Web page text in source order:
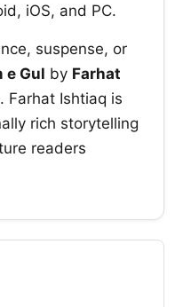
iOS, and PC.
suspense, or
e Gul by Farhat
Farhat Ishtiaq is
rich storytelling
readers